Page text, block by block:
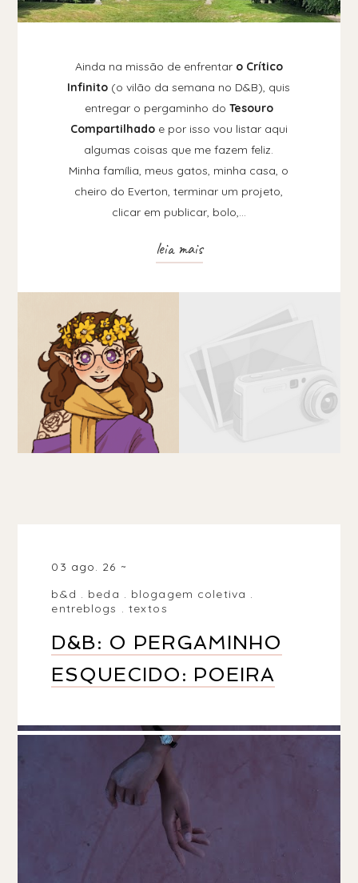
Ainda na missão de enfrentar o Crítico
Infinito (o vilão da semana no D&B), quis
entregar o pergaminho do Tesouro
Compartilhadoe por isso vou listar aqui
algumas coisas que me fazem feliz.
Minha família, meus gatos, minha casa, o
cheiro do Everton, terminar um projeto,
clicar em publicar, bolo,…
leia mais
03 ago. 26
b&d . beda . blogagem coletiva .
entreblogs . textos
D&B: O PERGAMINHO
ESQUECIDO: POEIRA